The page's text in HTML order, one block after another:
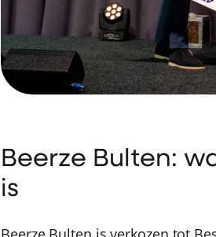
Beerze Bulten:
is